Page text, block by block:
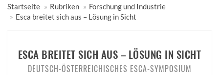
Startseite
Rubriken
Forschung und Industrie
Esca breitet sich aus – Lösung in Sicht
ESCA BREITET SICH AUS – LÖSUNG IN SICHT
DEUTSCH-ÖSTERREICHISCHES ESCA-SYMPOSIUM